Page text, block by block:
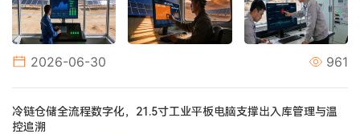
2026-06-30 961
冷链仓储全流程数字化，21.5寸工业平板电脑支撑出入库管理与温
控追溯